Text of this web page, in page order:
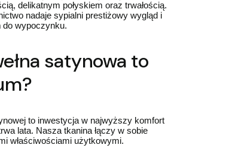
delikatnym połyskiem oraz trwałością.
nadaje sypialni prestiżowy wygląd i
do wypoczynku.
satynowa to
to inwestycja w najwyższy komfort
lata. Nasza tkanina łączy w sobie
właściwościami użytkowymi.